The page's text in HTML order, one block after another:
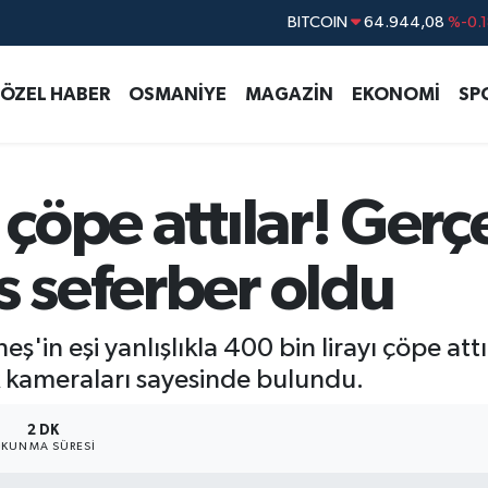
DOLAR 47,7436
STERLİN 64,4811
BITCOIN 64.944,08 %-
ÖZEL HABER OSMANİYE MAGAZİN EKONOMİ
attılar!
seferber oldu
eşi yanlışlıkla 400 bin lirayı çöpe
sayesinde bulundu.
2 DK
SÜRESI